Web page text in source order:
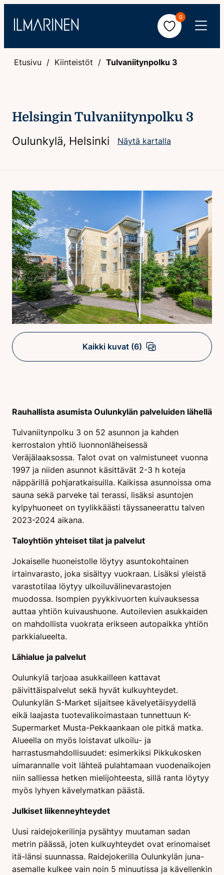
sisältöön
0
Avaa
valikko
Etusivu Kiinteistöt Tulvaniitynpolku 3
Helsingin Tulvaniitynpolku 3
Oulunkylä, Helsinki Näytä kartalla
Kaikki kuvat (6)
Rauhallista asumista Oulunkylän palveluiden lähellä
Tulvaniitynpolku 3 on 52 asunnon ja kahden
kerrostalon yhtiö luonnonläheisessä
Veräjälaaksossa. Talot ovat on valmistuneet vuonna
1997 ja niiden asunnot käsittävät 2-3 h koteja
näppärillä pohjaratkaisuilla. Kaikissa asunnoissa oma
sauna sekä parveke tai terassi, lisäksi asuntojen
kylpyhuoneet on tyylikkäästi täyssaneerattu talven
2023-2024 aikana.
Taloyhtiön yhteiset tilat ja palvelut
Jokaiselle huoneistolle löytyy asuntokohtainen
irtainvarasto, joka sisältyy vuokraan. Lisäksi yleistä
varastotilaa löytyy ulkoiluvälinevarastojen
muodossa. Isompien pyykkivuorten kuivauksessa
auttaa yhtiön kuivaushuone. Autoilevien asukkaiden
on mahdollista vuokrata erikseen autopaikka yhtiön
parkkialueelta.
Lähialue ja palvelut
Oulunkylä tarjoaa asukkailleen kattavat
päivittäispalvelut sekä hyvät kulkuyhteydet.
Oulunkylän S-Market sijaitsee kävelyetäisyydellä
eikä laajasta tuotevalikoimastaan tunnettuun K-
Supermarket Musta-Pekkaankaan ole pitkä matka.
Alueella on myös loistavat ulkoilu- ja
harrastusmahdollisuudet: esimerkiksi Pikkukosken
uimarannalle voit lähteä pulahtamaan vuodenaikojen
niin salliessa hetken mielijohteesta, sillä ranta löytyy
myös lyhyen kävelymatkan päästä.
Julkiset liikenneyhteydet
Uusi raidejokerilinja pysähtyy muutaman sadan
metrin päässä, joten kulkuyhteydet ovat erinomaiset
itä-länsi suunnassa. Raidejokerilla Oulunkylän juna-
asemalle kulkee vain noin 5 minuutissa ja kävellenkin